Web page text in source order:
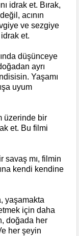
idrak et. Bırak,
acının
ve sezgiye
et.
düşünceye
ayrı
Yaşamı
uyum
üzerinde bir
et. Bu filmi
savaş mı, filmin
kendi kendine
yaşamakta
için daha
doğada her
her şeyin